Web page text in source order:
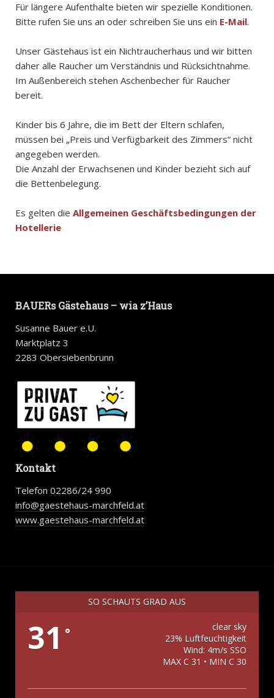
Für längere Aufenthalte bieten wir spezielle Konditionen.
Bitte rufen Sie uns an oder schreiben Sie uns ein E-Mail.
Unser Gästehaus ist ein Nichtraucherhaus und wir bitten
daher alle Raucher um Verständnis und Rücksichtnahme.
Im Außenbereich stehen Aschenbecher für Raucher
bereit.
Kinder bis 6 Jahre, die im Bett der Eltern schlafen,
müssen bei „Preis und Verfügbarkeit des Zimmers“ nicht
angegeben werden.
Die Anzahl der Erwachsenen und Kinder bezieht sich auf
die Bettenbelegung.
Es gelten die Allgemeinen Geschäftsbedingungen der
Hotellerie
BAUERs Gästehaus – wia z’Haus
Susanne Bauer e.U.
Marktplatz 3
2283 Obersiebenbrunn
Kontakt
Telefon 02286/24 990
info@gaestehaus-marchfeld.at
www.gaestehaus-marchfeld.at
SO SCHAUTS GRAD AUS
31 °
clear sky
23% Luftfeuchtigkeit
Wind: 4m/s SSO
MAX C 31 • MIN C 30